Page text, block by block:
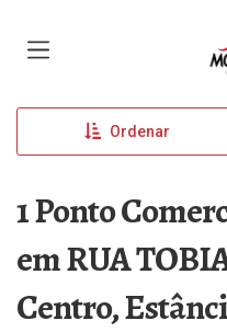
Ordenar
1 Ponto
em RUA
Centro,